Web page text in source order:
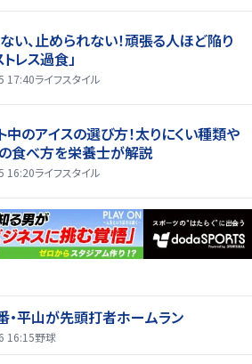
い、止められない！頑張る人ほど陥り
レス過食」
17:40ライフスタイル
中のアイスの選び方！太りにくい種類や
食べ方を栄養士が解説
16:20ライフスタイル
・平山が先頭打者ホームラン
16:15野球